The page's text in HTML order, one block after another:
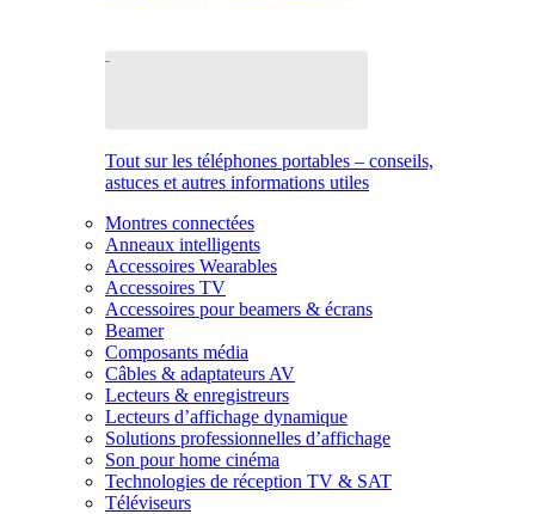
Tout sur les téléphones portables – conseils,
astuces et autres informations utiles
Montres connectées
Anneaux intelligents
Accessoires Wearables
Accessoires TV
Accessoires pour beamers & écrans
Beamer
Composants média
Câbles & adaptateurs AV
Lecteurs & enregistreurs
Lecteurs d’affichage dynamique
Solutions professionnelles d’affichage
Son pour home cinéma
Technologies de réception TV & SAT
Téléviseurs